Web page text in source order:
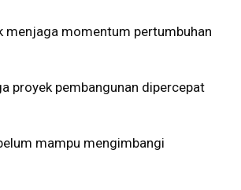
menjaga momentum pertumbuhan
proyek pembangunan dipercepat
mampu mengimbangi